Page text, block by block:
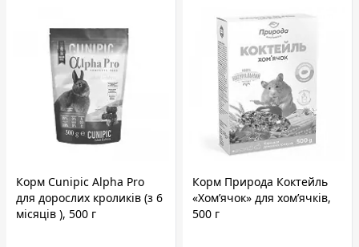
Корм Cunipic Alpha Pro
для дорослих кроликів (з 6
місяців ), 500 г
Корм Природа Коктейль
«Хом’ячок» для хом’ячків,
500 г